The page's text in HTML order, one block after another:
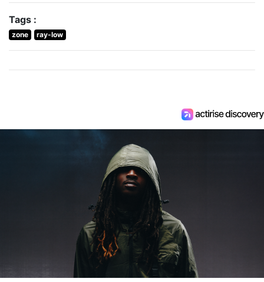
Tags :
zone ray-low